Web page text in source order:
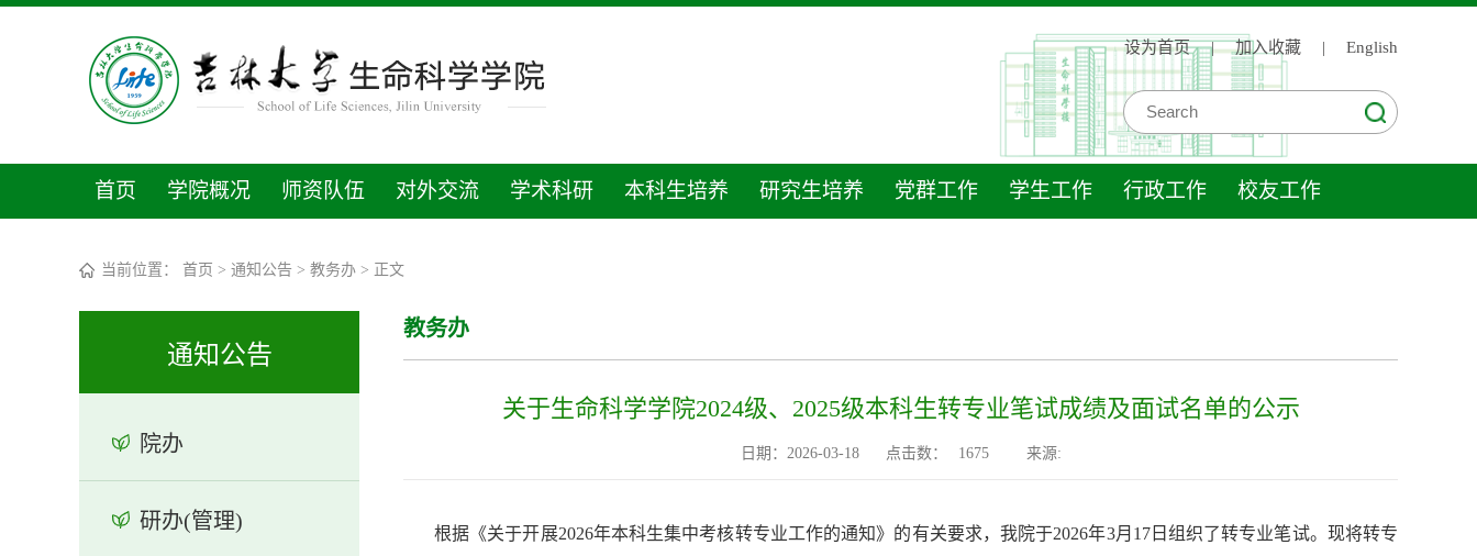
设为首页 | 加入收藏 | English
首页 学院概况 师资队伍 对外交流 学术科研 本科生培养 研究生培养 党群工作 学生工作 行政工作 校友工作
当前位置： 首页 > 通知公告 > 教务办 > 正文
通知公告
院办
研办(管理)
教务办
关于生命科学学院2024级、2025级本科生转专业笔试成绩及面试名单的公示
日期：2026-03-18 点击数： 1675 来源:
根据《关于开展2026年本科生集中考核转专业工作的通知》的有关要求，我院于2026年3月 17日组织了转专业笔试。现将转专